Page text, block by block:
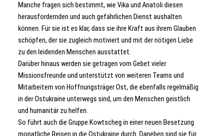
Manche fragen sich bestimmt, wie Vika und Anatoli diesen
herausfordernden und auch gefährlichen Dienst aushalten
können. Für sie ist es klar, dass sie ihre Kraft aus ihrem Glauben
schöpfen, der sie zugleich motiviert und mit der nötigen Liebe
zu den leidenden Menschen ausstattet.
Darüber hinaus werden sie getragen vom Gebet vieler
Missionsfreunde und unterstützt von weiteren Teams und
Mitarbeitern von Hoffnungsträger Ost, die ebenfalls regelmäßig
in der Ostukraine unterwegs sind, um den Menschen geistlich
und humanitär zu helfen.
So führt auch die Gruppe Kowtscheg in einer neuen Besetzung
monatliche Reisen in die Ostukraine durch. Daneben sind sie für